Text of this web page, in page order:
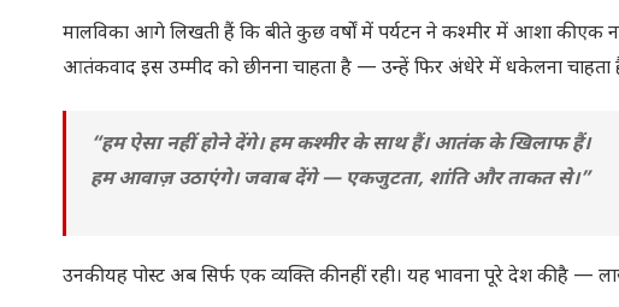
मालविका आगे लिखती हैं कि बीते कुछ वर्षों में पर्यटन ने कश्मीर में आशा की एक
आतंकवाद इस उम्मीद को छीनना चाहता है — उन्हें फिर अंधेरे में धकेलना चाहता
“हम ऐसा नहीं होने देंगे। हम कश्मीर के साथ हैं। आतंक के खिलाफ हैं।
हम आवाज़ उठाएंगे। जवाब देंगे — एकजुटता, शांति और ताकत से।”
उनकी यह पोस्ट अब सिर्फ एक व्यक्ति की नहीं रही। यह भावना पूरे देश की है —